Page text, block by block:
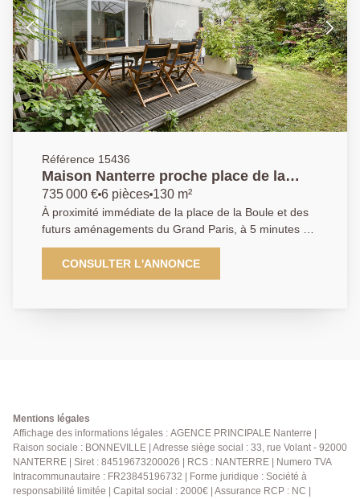
Référence 15436
Maison Nanterre proche place de la
Boule 6 pièces 130 m2
735 000 € 6 pièces 130 m²
À proximité immédiate de la place de la Boule et des
futurs aménagements du Grand Paris, à 5 minutes à
pied du centre-ville de Nanterre, maison moderne,
familiale avec jardin et terrasses. Elle se compose
d'une entrée avec toilettes séparés, un double séjour
à vis de presque 30 m2. Une cave et deux places de
parking en sous-sol complètent ce bien. Proche de
toutes commodités, transports, écoles et commerces.
01.40.97.07.07 AP/BV
CONSULTER L'ANNONCE
Mentions légales
Affichage des informations légales : AGENCE PRINCIPALE Nanterre |
Raison sociale : BONNEVILLE | Adresse siège social : 33, rue Volant - 92000
NANTERRE | Siret : 84519673200026 | RCS : NANTERRE | Numero TVA
Intracommunautaire : FR23845196732 | Forme juridique : Société à
responsabilité limitée | Capital social : 2000€ | Assurance RCP : NC |